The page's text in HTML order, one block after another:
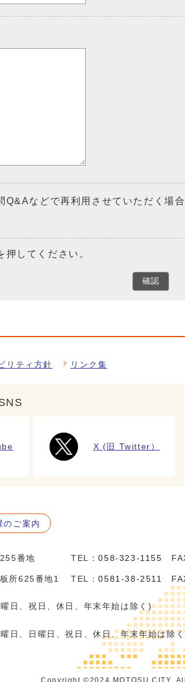
などで再利用させていただく場
してください。
確認
リティ方針 リンク集
X (旧 Twitter）
のご案内
番地 TEL：058-323-1155
所625番地1 TEL：0581-38-2511
日、祝日、休日、年末年始は除く)
、日曜日、祝日、休日、年末年始は除
Copyright ©️2024 MOTOSU CITY.